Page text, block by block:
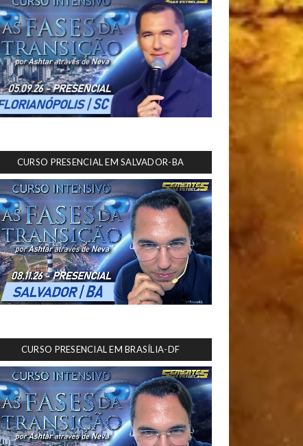
CURSO PRESENCIAL EM SALVADOR-BA
CURSO PRESENCIAL EM BRASÍLIA-DF